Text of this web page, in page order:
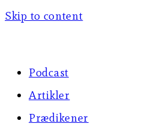
Skip to content
Podcast
Artikler
Prædikener